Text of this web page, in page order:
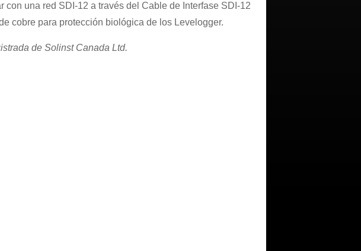
con una red SDI-12 a través del Cable de Interfase SDI-12
cobre para protección biológica de los Levelogger.
de Solinst Canada Ltd.